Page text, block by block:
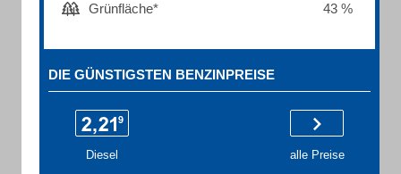
Grünfläche*
43 %
DIE GÜNSTIGSTEN BENZINPREISE
Diesel alle Preise